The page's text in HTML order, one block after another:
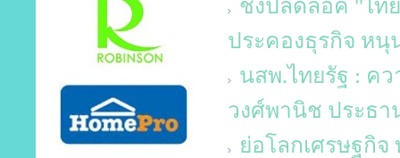
ชงปลดล็อค "ไท
ประคองธุรกิจ หนุ
นสพ.ไทยรัฐ : ค
วงศ์พานิช ประธ
ย่อโลกเศรษฐกิจ